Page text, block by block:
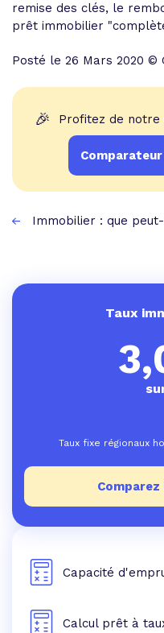
remise des clés, le
prêt immobilier
Posté le 26 Mars 2020 ©
🎉 Profitez de notre
Immobilier : que
Taux
Taux fixe régionaux
Capacité
Calcul prêt à